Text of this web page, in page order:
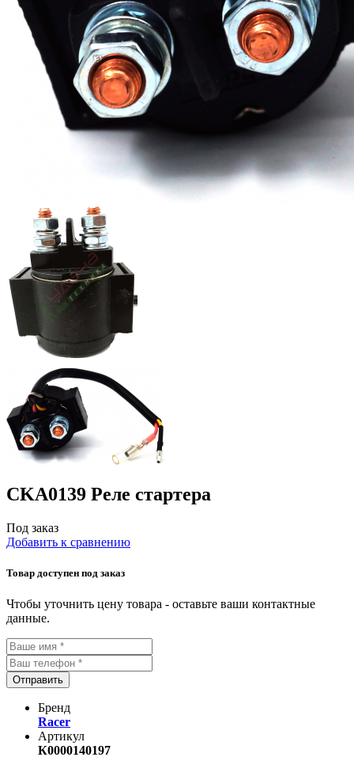
CKA0139 Реле стартера
Под заказ
Добавить к сравнению
Товар доступен под заказ
Чтобы уточнить цену товара - оставьте ваши контактные
данные.
Отправить
Бренд
Racer
Артикул
К0000140197